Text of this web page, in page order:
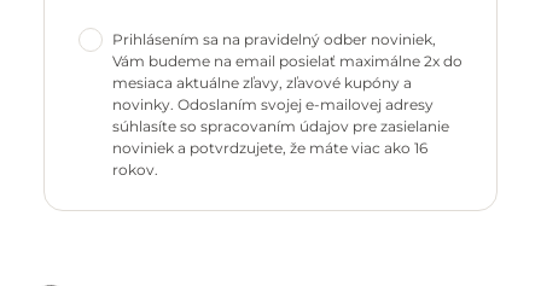
Prihlásením sa na pravidelný odber noviniek,
Vám budeme na email posielať maximálne 2x do
mesiaca aktuálne zľavy, zľavové kupóny a
novinky. Odoslaním svojej e-mailovej adresy
súhlasíte so spracovaním údajov pre zasielanie
noviniek a potvrdzujete, že máte viac ako 16
rokov.